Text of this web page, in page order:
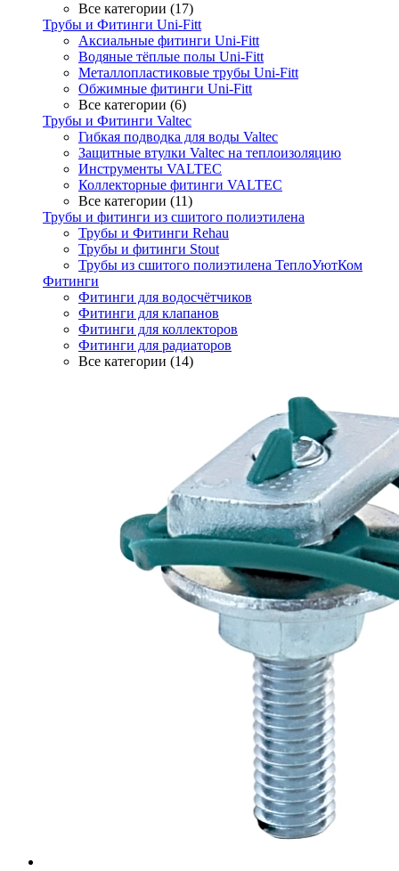
Все категории (17)
Трубы и Фитинги Uni-Fitt
Аксиальные фитинги Uni-Fitt
Водяные тёплые полы Uni-Fitt
Металлопластиковые трубы Uni-Fitt
Обжимные фитинги Uni-Fitt
Все категории (6)
Трубы и Фитинги Valtec
Гибкая подводка для воды Valtec
Защитные втулки Valtec на теплоизоляцию
Инструменты VALTEC
Коллекторные фитинги VALTEC
Все категории (11)
Трубы и фитинги из сшитого полиэтилена
Трубы и Фитинги Rehau
Трубы и фитинги Stout
Трубы из сшитого полиэтилена ТеплоУютКом
Фитинги
Фитинги для водосчётчиков
Фитинги для клапанов
Фитинги для коллекторов
Фитинги для радиаторов
Все категории (14)